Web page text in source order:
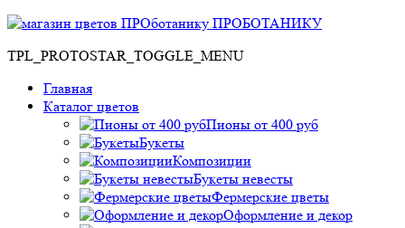
ПРОБОТАНИКУ
TPL_PROTOSTAR_TOGGLE_MENU
Главная
Каталог цветов
Пионы от 400 руб
Букеты
Композиции
Букеты невесты
Фермерские цветы
Оформление и декор